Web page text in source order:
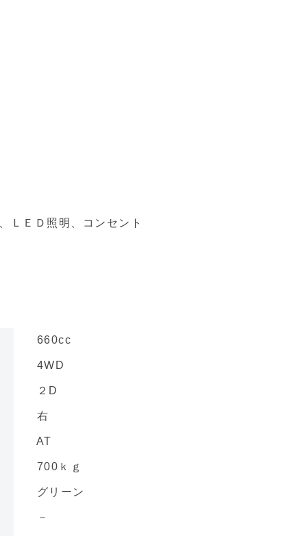
ＬＥＤ照明、コンセント
660cc
4WD
２D
右
AT
700ｋｇ
グリーン
－